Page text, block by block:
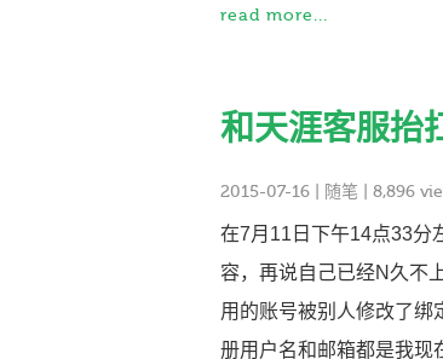
read more...
和天涯客服抬
2015-07-16 随笔 | 8,896
在7月11日下午14点33分
容，再说自己已经N久不
用的账号被别人修改了
册用户名和邮箱都是我现